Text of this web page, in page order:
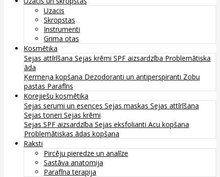
Uzacis
Skropstas
Instrumenti
Grima otas
Kosmētika
Sejas attīrīšana Sejas krēmi SPF aizsardzība Problemātiska
āda
Ķermeņa kopšana Dezodoranti un antiperspiranti Zobu
pastas Parafīns
Korejiešu kosmētika
Sejas serumi un esences Sejas maskas Sejas attīrīšana
Sejas toneri Sejas krēmi
Sejas SPF aizsardzība Sejas eksfolianti Acu kopšana
Problemātiskas ādas kopšana
Raksti
Pircēju pieredze un analīze
Sastāva anatomija
Parafīna terapija